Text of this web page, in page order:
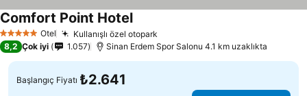
5 Yıldız Otel Kullanışlı özel otopark
Comfort Point HotelFiyatları görün
8,2 Çok iyi 1.057 Sinan Erdem Spor Salonu 4.1 km uzaklıkta
Başlangıç Fiyatı ₺2.641